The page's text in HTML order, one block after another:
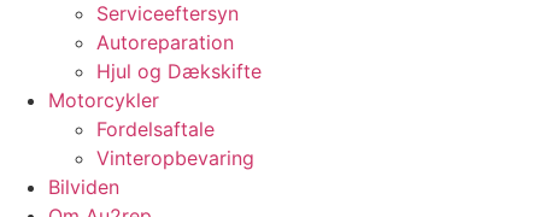
Serviceeftersyn
Autoreparation
Hjul og Dækskifte
Motorcykler
Fordelsaftale
Vinteropbevaring
Bilviden